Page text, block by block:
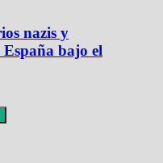
nazis y
bajo el